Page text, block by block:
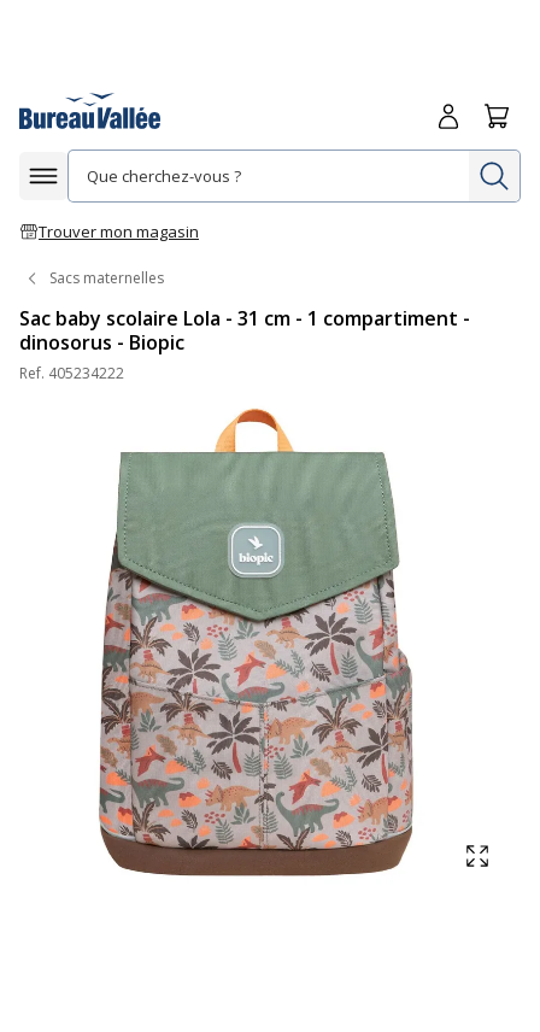
Afficher la navigation
Trouver mon magasin
Me
Sacs maternelles
Sac baby scolaire Lola - 31 cm - 1 compartiment -
dinosorus - Biopic
Ref. 405234222